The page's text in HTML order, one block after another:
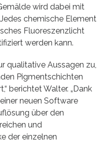
wird dabei mit
chemische Element
Fluoreszenzlicht
werden kann.
qualitative Aussagen zu,
Pigmentschichten
berichtet Walter. „Dank
neuen Software
über den
und
der einzelnen